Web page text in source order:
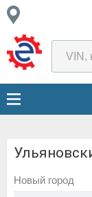
Новый город